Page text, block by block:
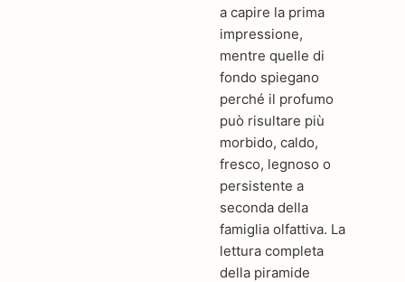
a capire la prima
impressione,
mentre quelle di
fondo spiegano
perché il profumo
può risultare più
morbido, caldo,
fresco, legnoso o
persistente a
seconda della
famiglia olfattiva. La
lettura completa
della piramide